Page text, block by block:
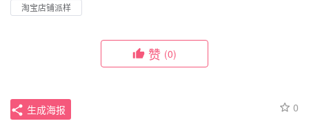
淘宝店铺派样
赞 (0)
0
生成海报